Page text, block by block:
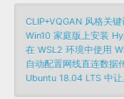
CLIP+VQGAN 风格关键
Win10 家庭版上安装
在 WSL2 环境中使用
自动配置网线直连数据
Ubuntu 18.04 LTS 中